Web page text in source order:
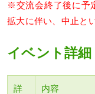
※交流会終了後に予
拡大に伴い、中止と
イベント詳細
詳
内容